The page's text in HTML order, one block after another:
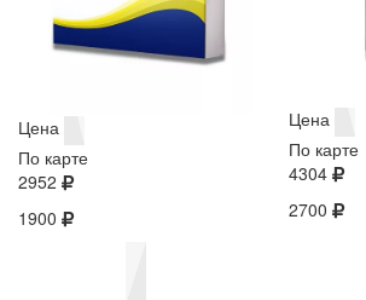
Цена
По карте
2952
1900
Цена
По карте
4304
2700